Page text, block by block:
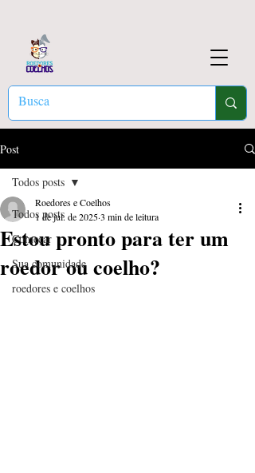
Post
Todos posts
Começar
Sua comunidade
roedores e coelhos
Todos posts
Estou pronto para ter um
roedor ou coelho?
Roedores e Coelhos
1 de jul. de 20253 min de leitura